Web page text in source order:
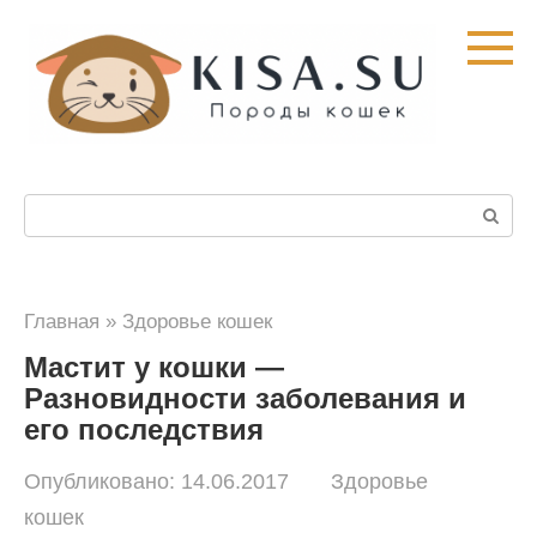
контенту
Главная » Здоровье кошек
Мастит у кошки —
Разновидности заболевания и
его последствия
Опубликовано: 14.06.2017
Здоровье
кошек